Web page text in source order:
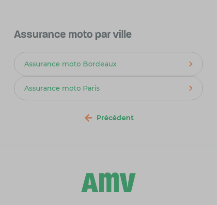
Assurance moto par ville
Assurance moto Bordeaux
Assurance moto Paris
Précédent